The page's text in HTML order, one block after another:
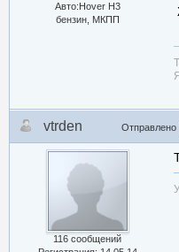
Авто:Hover H3
бензин, МКПП
vtrden Отправлено
116 сообщений